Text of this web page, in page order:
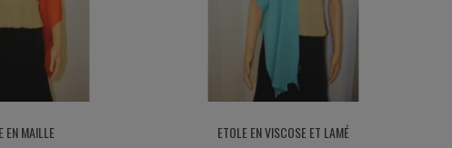
EN MAILLE ETOLE EN VISCOSE ET LAMÉ